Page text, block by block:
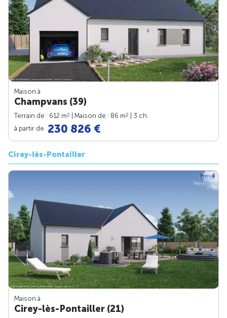
Maison à
Champvans (39)
Terrain de : 612 m2 | Maison de : 86 m2
| 3 ch.
à partir de 230 826 €
Cirey-lès-Pontailler
Maison à
Cirey-lès-Pontailler (21)